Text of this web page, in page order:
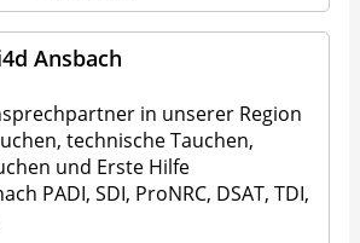
Ansbach
in unserer Region
technische Tauchen,
und Erste Hilfe
PADI, SDI, ProNRC, DSAT, TDI,